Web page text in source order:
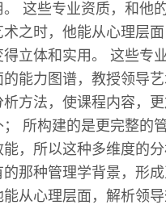
。 这些专业资质，和他
术之时，他能从心理层
得立体和实用。 这些专
的能力图谱，教授领导
方法，使课程内容，
； 所构建的是更完整的
，所以这种多维度的
的那种管理学背景，形
能从心理层面，解析领